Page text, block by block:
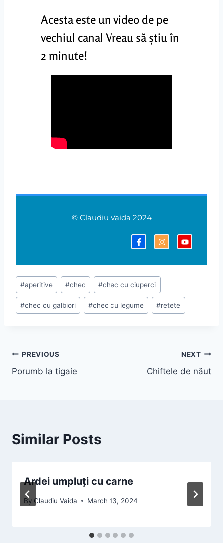
Acesta este un video de pe
vechiul canal Vreau să știu în
2 minute!
© Claudiu Vaida 2024
#aperitive #chec #chec cu ciuperci
#chec cu galbiori #chec cu legume #retete
PREVIOUS
Porumb la tigaie
NEXT
Chiftele de năut
Similar Posts
Ardei umpluți cu carne
By Claudiu Vaida March 13, 2024